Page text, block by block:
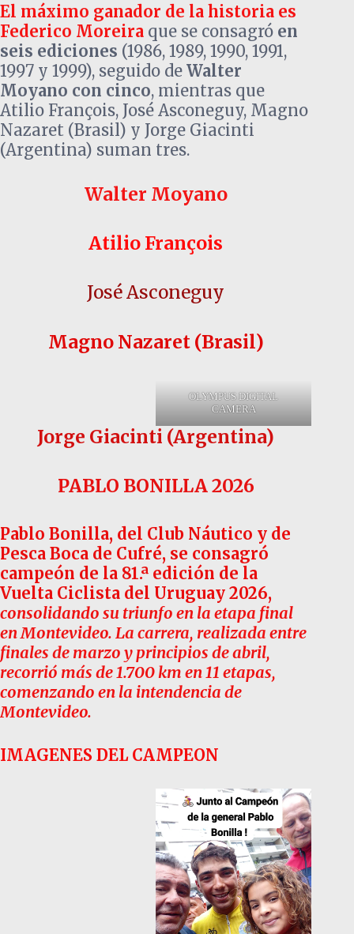
El máximo ganador de la historia es
Federico Moreira que se consagró en
seis ediciones (1986, 1989, 1990, 1991,
1997 y 1999), seguido de Walter
Moyano con cinco, mientras que
Atilio François, José Asconeguy, Magno
Nazaret (Brasil) y Jorge Giacinti
(Argentina) suman tres.
Walter Moyano
Atilio François
José Asconeguy
Magno Nazaret (Brasil)
OLYMPUS DIGITAL
CAMERA
Jorge Giacinti (Argentina)
PABLO BONILLA 2026
Pablo Bonilla, del Club Náutico y de
Pesca Boca de Cufré, se consagró
campeón de la 81.ª edición de la
Vuelta Ciclista del Uruguay 2026,
consolidando su triunfo en la etapa final
en Montevideo. La carrera, realizada entre
finales de marzo y principios de abril,
recorrió más de 1.700 km en 11 etapas,
comenzando en la intendencia de
Montevideo.
IMAGENES DEL CAMPEON